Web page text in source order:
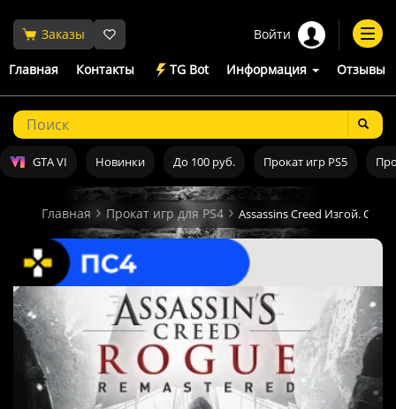
Заказы Войти
Главная Контакты TG Bot Информация Отзывы
GTA VI Новинки До 100 руб. Прокат игр PS5
Главная Прокат игр для PS4 Assassins Creed Изгой.